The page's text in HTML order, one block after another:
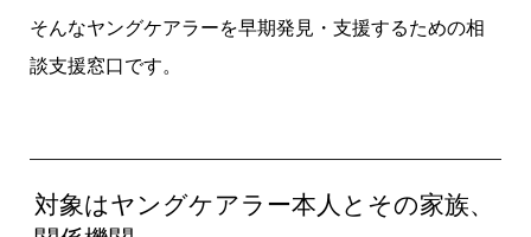
そんなヤングケアラーを早期発見・支援するための相
談支援窓口です。
対象はヤングケアラー本人とその家族、